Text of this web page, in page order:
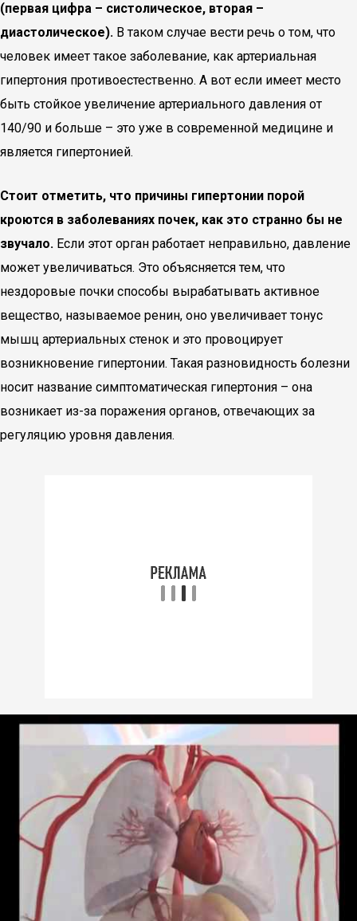
(первая цифра – систолическое, вторая –
диастолическое). В таком случае вести речь о том, что
человек имеет такое заболевание, как артериальная
гипертония противоестественно. А вот если имеет место
быть стойкое увеличение артериального давления от
140/90 и больше – это уже в современной медицине и
является гипертонией.
Стоит отметить, что причины гипертонии порой
кроются в заболеваниях почек, как это странно бы не
звучало. Если этот орган работает неправильно, давление
может увеличиваться. Это объясняется тем, что
нездоровые почки способы вырабатывать активное
вещество, называемое ренин, оно увеличивает тонус
мышц артериальных стенок и это провоцирует
возникновение гипертонии. Такая разновидность болезни
носит название симптоматическая гипертония – она
возникает из-за поражения органов, отвечающих за
регуляцию уровня давления.